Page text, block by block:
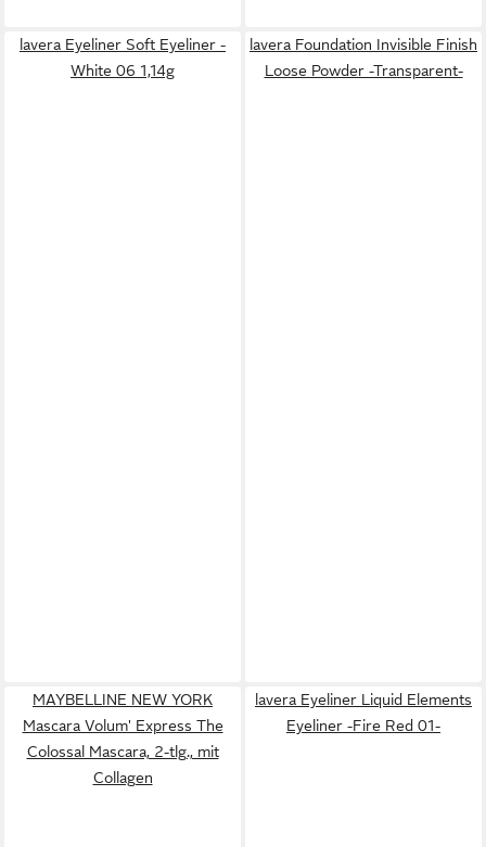
lavera Eyeliner Soft Eyeliner -
White 06 1,14g
lavera Foundation Invisible Finish
Loose Powder -Transparent-
MAYBELLINE NEW YORK
Mascara Volum' Express The
Colossal Mascara, 2-tlg., mit
Collagen
lavera Eyeliner Liquid Elements
Eyeliner -Fire Red 01-